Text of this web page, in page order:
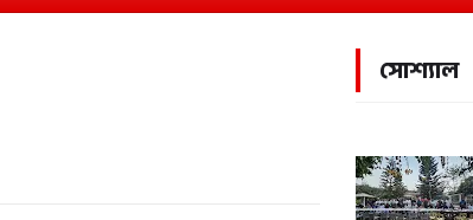
সোশ্যাল